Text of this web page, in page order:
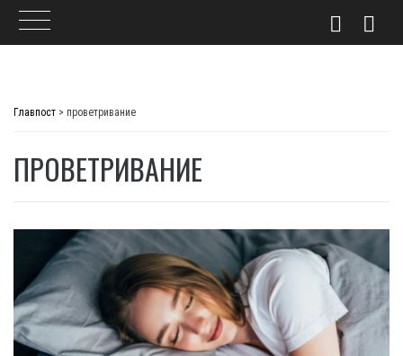
Главпост > проветривание
ПРОВЕТРИВАНИЕ